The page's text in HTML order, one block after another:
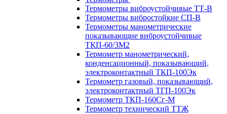
Термометры виброустойчивые ТТ-В
Термометры вибростойкие СП-В
Термометры манометрические
показывающие виброустойчивые
ТКП-60/3М2
Термометр манометрический,
конденсационный, показывающий,
электроконтактный ТКП-100Эк
Термометр газовый, показывающий,
электроконтактный ТГП-100Эк
Термометр ТКП-160Сг-М
Термометр технический ТТЖ